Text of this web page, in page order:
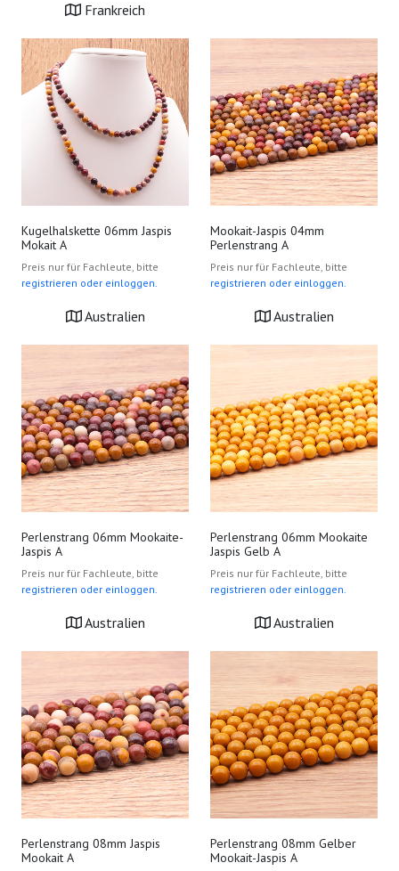
Frankreich
Kugelhalskette 06mm Jaspis
Mokait A
Preis nur für Fachleute, bitte
registrieren oder einloggen.
Australien
Mookait-Jaspis 04mm
Perlenstrang A
Preis nur für Fachleute, bitte
registrieren oder einloggen.
Australien
Perlenstrang 06mm Mookaite-
Jaspis A
Preis nur für Fachleute, bitte
registrieren oder einloggen.
Australien
Perlenstrang 06mm Mookaite
Jaspis Gelb A
Preis nur für Fachleute, bitte
registrieren oder einloggen.
Australien
Perlenstrang 08mm Jaspis
Mookait A
Perlenstrang 08mm Gelber
Mookait-Jaspis A